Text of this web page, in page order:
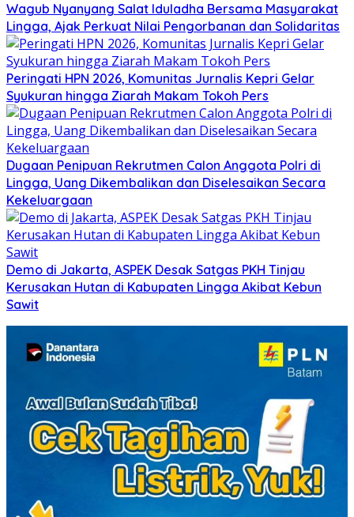
Wagub Nyanyang Salat Iduladha Bersama Masyarakat
Lingga, Ajak Perkuat Nilai Pengorbanan dan Solidaritas
Peringati HPN 2026, Komunitas Jurnalis Kepri Gelar
Syukuran hingga Ziarah Makam Tokoh Pers
Dugaan Penipuan Rekrutmen Calon Anggota Polri di
Lingga, Uang Dikembalikan dan Diselesaikan Secara
Kekeluargaan
Demo di Jakarta, ASPEK Desak Satgas PKH Tinjau
Kerusakan Hutan di Kabupaten Lingga Akibat Kebun
Sawit